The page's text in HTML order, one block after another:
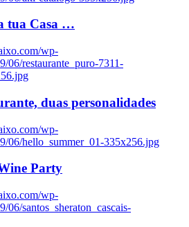
tua Casa …
wp-
06/restaurante_puro-7311-
duas personalidades
wp-
06/hello_summer_01-335x256.jpg
Party
wp-
06/santos_sheraton_cascais-